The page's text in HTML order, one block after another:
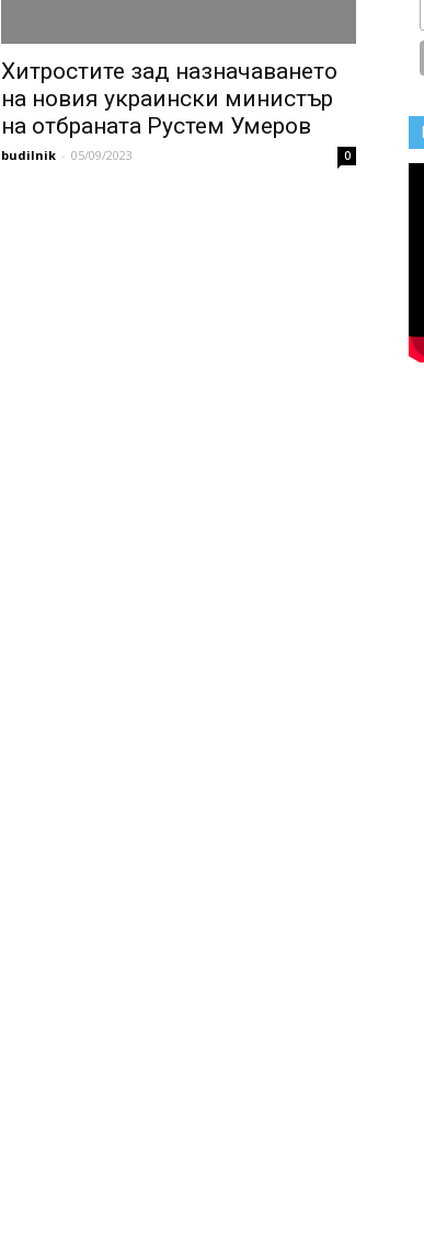
Хитростите зад назначаването
на новия украински министър
на отбраната Рустем Умеров
budilnik - 05/09/2023 0